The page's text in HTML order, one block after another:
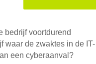
bedrijf voortdurend
waar de zwaktes in de IT-
een cyberaanval?